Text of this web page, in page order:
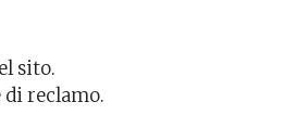
sito.
reclamo.